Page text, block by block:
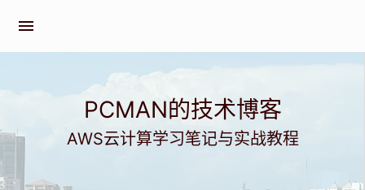
menu
PCMAN的技术博客
AWS云计算学习笔记与实战教程